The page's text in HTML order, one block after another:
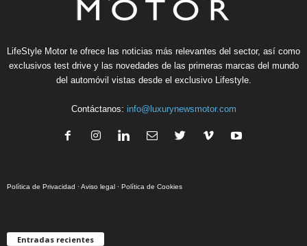
LifeStyle Motor te ofrece las noticias más relevantes del sector, así como
exclusivos test drive y las novedades de las primeras marcas del mundo
del automóvil vistas desde el exclusivo Lifestyle.
Contáctanos: info@luxurynewsmotor.com
Política de Privacidad ·Aviso legal · Política de Cookies
Entradas recientes